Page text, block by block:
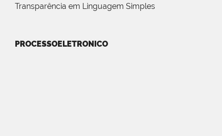
Transparência em Linguagem Simples
PROCESSOELETRONICO